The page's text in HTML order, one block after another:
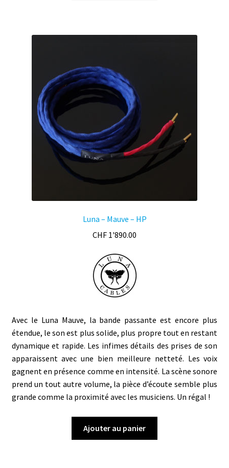
Luna – Mauve – HP
CHF 1'890.00
Avec le Luna Mauve, la bande passante est encore plus
étendue, le son est plus solide, plus propre tout en restant
dynamique et rapide. Les infimes détails des prises de son
apparaissent avec une bien meilleure netteté. Les voix
gagnent en présence comme en intensité. La scène sonore
prend un tout autre volume, la pièce d’écoute semble plus
grande comme la proximité avec les musiciens. Un régal !
Ajouter au panier